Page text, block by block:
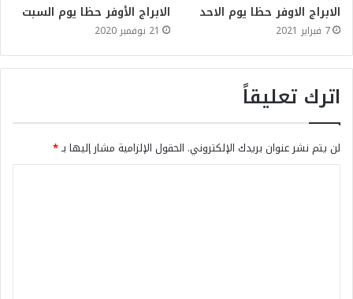
الابراج الاوفر حظا يوم الاحد
7 فبراير 2021
الابراج الأوفر حظا يوم السبت
21 نوفمبر 2020
اترك تعليقاً
لن يتم نشر عنوان بريدك الإلكتروني. الحقول الإلزامية مشار إليها بـ*